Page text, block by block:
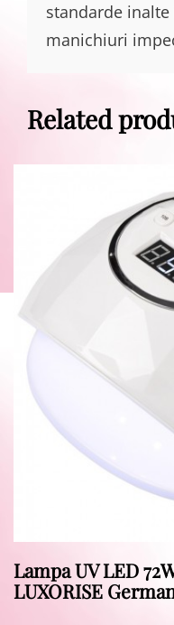
standarde
manichiuri
Related
Lampa UV LED
LUXORISE